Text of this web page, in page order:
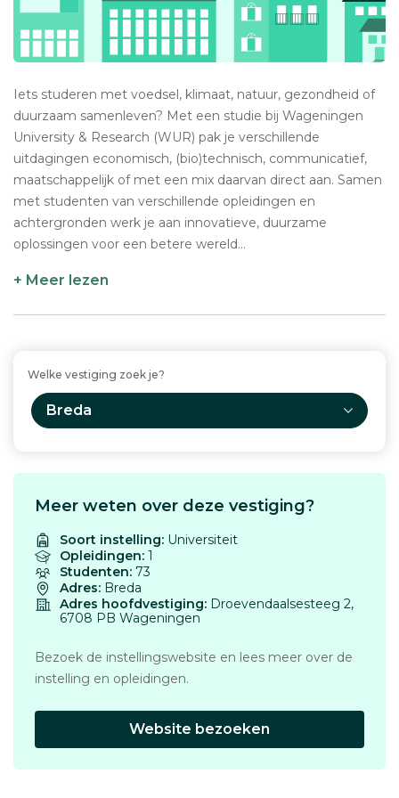
Iets studeren met voedsel, klimaat, natuur, gezondheid of
duurzaam samenleven? Met een studie bij Wageningen
University & Research (WUR) pak je verschillende
uitdagingen economisch, (bio)technisch, communicatief,
maatschappelijk of met een mix daarvan direct aan. Samen
met studenten van verschillende opleidingen en
achtergronden werk je aan innovatieve, duurzame
oplossingen voor een betere wereld...
+ Meer lezen
Welke vestiging zoek je?
Breda
Meer weten over deze vestiging?
Soort instelling: Universiteit
Opleidingen: 1
Studenten: 73
Adres: Breda
Adres hoofdvestiging: Droevendaalsesteeg 2,
6708 PB Wageningen
Bezoek de instellingswebsite en lees meer over de
instelling en opleidingen.
Website bezoeken